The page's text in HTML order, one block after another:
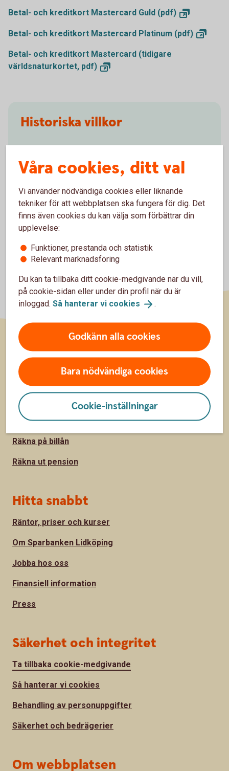
Betal- och kreditkort Mastercard Guld (pdf)
Betal- och kreditkort Mastercard Platinum (pdf)
Betal- och kreditkort Mastercard (tidigare
världsnaturkortet, pdf)
Historiska villkor
Våra cookies, ditt val
Vi använder nödvändiga cookies eller liknande
tekniker för att webbplatsen ska fungera för dig. Det
finns även cookies du kan välja som förbättrar din
upplevelse:
Funktioner, prestanda och statistik
Relevant marknadsföring
Du kan ta tillbaka ditt cookie-medgivande när du vill,
på cookie-sidan eller under din profil när du är
inloggad. Så hanterar vi cookies .
Godkänn alla cookies
Bara nödvändiga cookies
Cookie-inställningar
Sidfot
Räkna
Räkna på ränta-kalkylator
Sparkalkylator
Bolånekalkyl
Räkna på billån
Räkna ut pension
Hitta snabbt
Räntor, priser och kurser
Om Sparbanken Lidköping
Jobba hos oss
Finansiell information
Press
Säkerhet och integritet
Ta tillbaka cookie-medgivande
Så hanterar vi cookies
Behandling av personuppgifter
Säkerhet och bedrägerier
Om webbplatsen